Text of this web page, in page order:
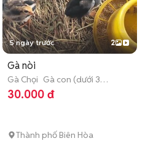
5 ngày trước 2
Gà nòi
Gà Chọi Gà con (dưới 3
tháng tuổi)
30.000 đ
Thành phố Biên Hòa